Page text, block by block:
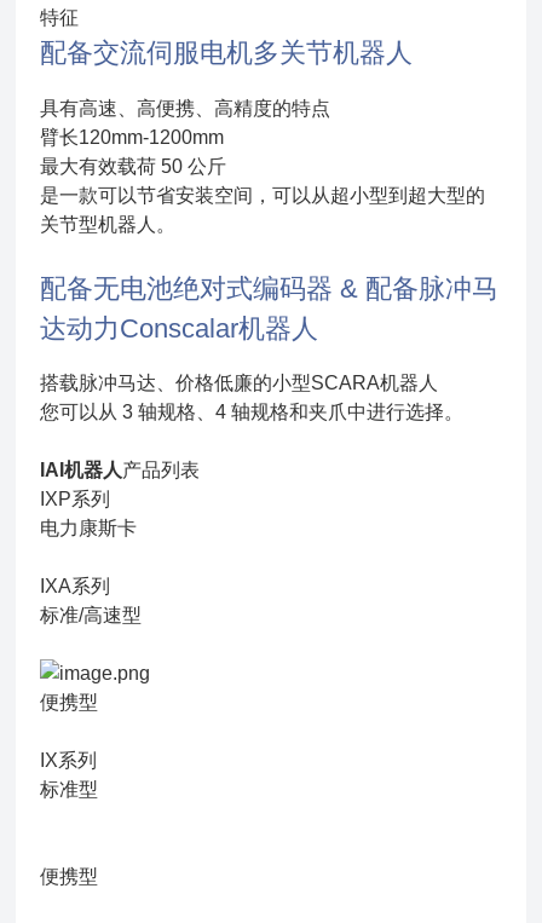
特征
配备交流伺服电机多关节机器人
具有高速、高便携、高精度的特点
臂长120mm-1200mm
最大有效载荷 50 公斤
是一款可以节省安装空间，可以从超小型到超大型的
关节型机器人。
配备无电池绝对式编码器 & 配备脉冲马
达动力Conscalar机器人
搭载脉冲马达、价格低廉的小型SCARA机器人
您可以从 3 轴规格、4 轴规格和夹爪中进行选择。
IAI机器人产品列表
IXP系列
电力康斯卡
IXA系列
标准/高速型
便携型
IX系列
标准型
便携型